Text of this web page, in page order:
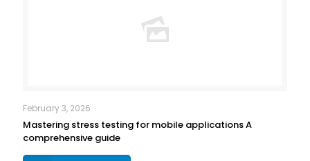
February 3, 2026
Mastering stress testing for mobile applications A
comprehensive guide